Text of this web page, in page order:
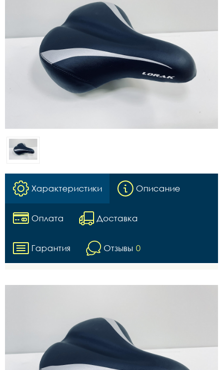
Характеристики Описание
Оплата Доставка
Гарантия Отзывы 0